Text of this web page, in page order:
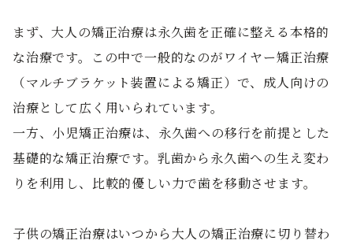
まず、大人の矯正治療は永久歯を正確に整える本格的
な治療です。この中で一般的なのがワイヤー矯正治療
（マルチブラケット装置による矯正）で、成人向けの
治療として広く用いられています。
一方、小児矯正治療は、永久歯への移行を前提とした
基礎的な矯正治療です。乳歯から永久歯への生え変わ
りを利用し、比較的優しい力で歯を移動させます。
子供の矯正治療はいつから大人の矯正治療に切り替わ